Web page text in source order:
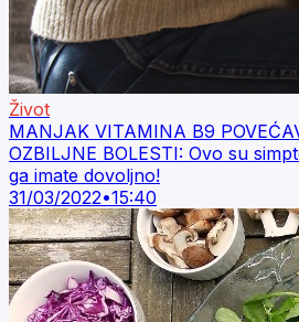
Život
MANJAK VITAMINA B9
OZBILJNE BOLESTI: Ovo su
ga imate dovoljno!
31/03/2022•15:40